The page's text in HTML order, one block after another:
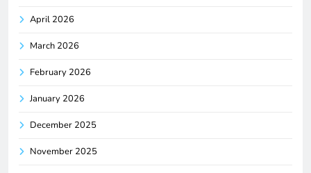
April 2026
March 2026
February 2026
January 2026
December 2025
November 2025